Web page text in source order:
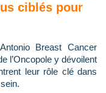
ciblés pour
Breast Cancer
l’Oncopole y dévoilent
leur rôle clé dans